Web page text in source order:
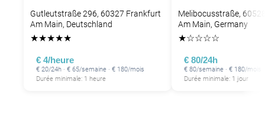
Gutleutstraße 296, 60327 Frankfurt
Am Main, Deutschland
★★★★★
€ 4/heure
€ 20/24h · € 65/semaine · € 180/mois
Durée minimale: 1 heure
Melibocusstraße,
Am Main, Germany
★☆☆☆☆
€ 80/24h
€ 80/semaine · € 180/mois
Durée minimale: 1 jour